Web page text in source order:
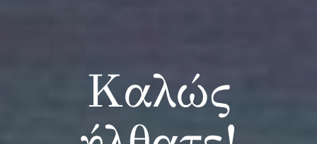
Καλώς